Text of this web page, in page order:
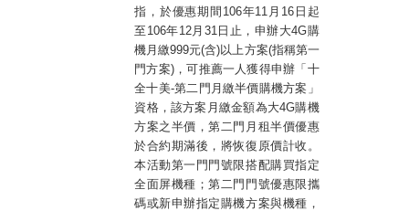
指，於優惠期間 106年11 月 16 日起
至 106年12月 31日止，申辦大4G購
機月繳999元(含)以上方案(指稱第一
門方案)，可推薦一人獲得申辦「十
全十美-第二門月繳半價購機方案」
資格，該方案月繳金額為大4G購機
方案之半價，第二門月租半價優惠
於合約期滿後，將恢復原價計收。
本活動第一門門號限搭配購買指定
全面屏機種；第二門門號優惠限攜
碼或新申辦指定購機方案與機種，